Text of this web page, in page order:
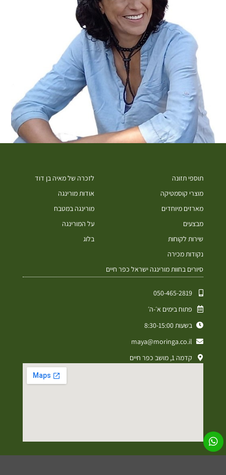
תוספי תזונה
מוצרי קוסמטיקה
מארזים מיוחדים
מבצעים
שירות לקוחות
נקודות מכירה
סיורים בחוות מורינגה ישראל כפר חיים
לזכרה של מאיה בן דוד
אודות מורינגה
מורינגה במטבח
על המורינגה
בלוג
050-465-2819⁩
פתוח בימים א׳-ה׳
בשעות 8:30-15:00
maya@moringa.co.il
קדמה 1, מושב כפר חיים